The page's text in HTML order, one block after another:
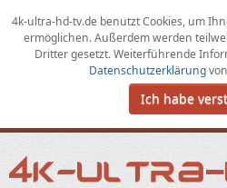
4k-ultra-hd-tv.de benutzt Cookies, um
ermöglichen.Außerdem werden
Dritter gesetzt. Weiterführende
Datenschutzerklärungvon
Ich habe